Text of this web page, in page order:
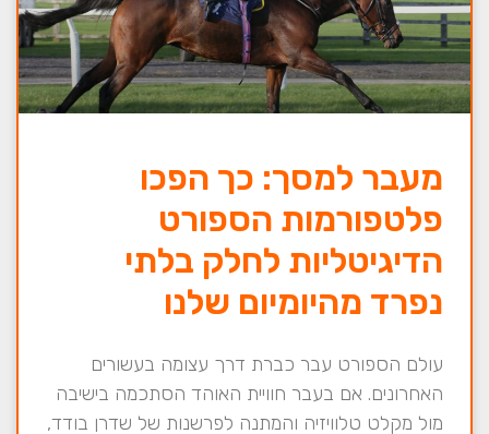
מעבר למסך: כך הפכו
פלטפורמות הספורט
הדיגיטליות לחלק בלתי
נפרד מהיומיום שלנו
עולם הספורט עבר כברת דרך עצומה בעשורים
האחרונים. אם בעבר חוויית האוהד הסתכמה בישיבה
מול מקלט טלוויזיה והמתנה לפרשנות של שדרן בודד,